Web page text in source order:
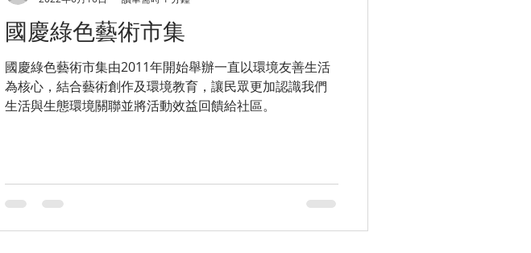
國慶綠色藝術市集
國慶綠色藝術市集由2011年開始舉辦一直以環境友善生活
為核心，結合藝術創作及環境教育，讓民眾更加認識我們
生活與生態環境關聯並將活動效益回饋給社區。